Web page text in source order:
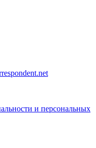
и персональных